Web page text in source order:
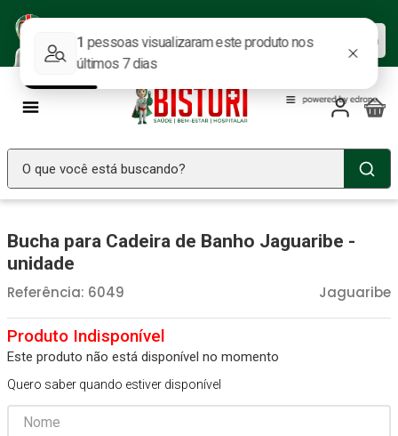
ofertas.
Baixar agora
O que você está buscando?
Bucha para Cadeira de Banho Jaguaribe -
unidade
Jaguaribe
Referência: 6049
Este produto não está disponível no momento
Quero saber quando estiver disponível
1 º Seringa Insulina
2º Fralda Geriatrica
3 º Luva Latex
4º Littmann
5º Estetoscopio Littmann
Aparelho Pressão
7º